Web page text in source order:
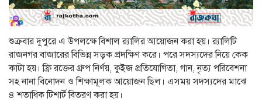
শুক্রবার দুপুরে এ উপলক্ষে বিশাল র‍্যালির আয়োজন করা হয়। র‍্যালিটি
রাজনগর বাজারের বিভিন্ন সড়ক প্রদক্ষিণ করে। পরে সদস্যদের নিয়ে কেক
কাটা হয়। ফ্রি রক্তের গ্রুপ নির্ণয়, কুইজ প্রতিযোগিতা, গান, নৃত্য পরিবেশনা
সহ নানা বিনোদন ও শিক্ষামূলক আয়োজন ছিল। এসময় সদস্যদের মাঝে
৪ শতাধিক টিশার্ট বিতরণ করা হয়।